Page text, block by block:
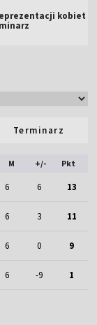
kobiet
Terminarz
M +/- Pkt
6 6 13
6 3 11
6 0 9
6 -9 1